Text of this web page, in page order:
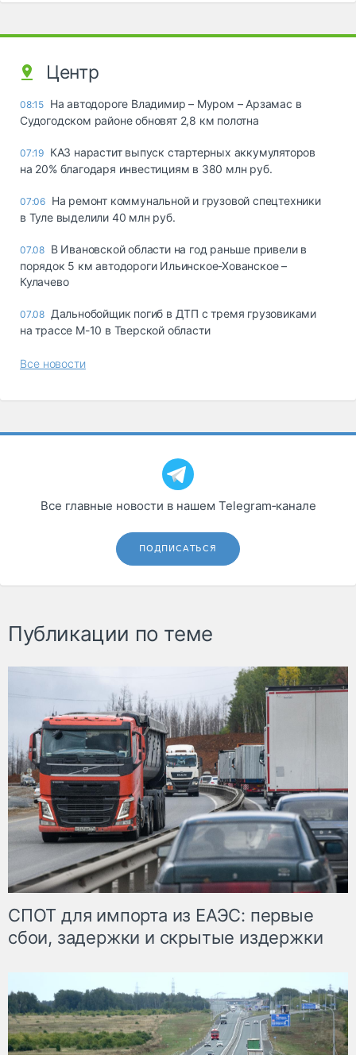
Центр
08:15 На автодороге Владимир – Муром – Арзамас в
Судогодском районе обновят 2,8 км полотна
07:19 КАЗ нарастит выпуск стартерных аккумуляторов
на 20% благодаря инвестициям в 380 млн руб.
07:06 На ремонт коммунальной и грузовой спецтехники
в Туле выделили 40 млн руб.
07.08 В Ивановской области на год раньше привели в
порядок 5 км автодороги Ильинское-Хованское –
Кулачево
07.08 Дальнобойщик погиб в ДТП с тремя грузовиками
на трассе М-10 в Тверской области
Все новости
Все главные новости в нашем Telegram‑канале
ПОДПИСАТЬСЯ
Публикации по теме
СПОТ для импорта из ЕАЭС: первые
сбои, задержки и скрытые издержки